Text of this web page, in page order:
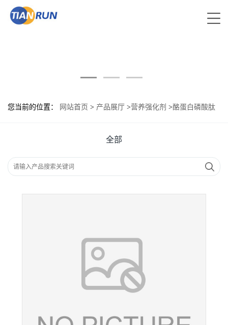
您当前的位置： 网站首页 > 产品展厅 >营养强化剂 >酪蛋白磷酸肽
全部